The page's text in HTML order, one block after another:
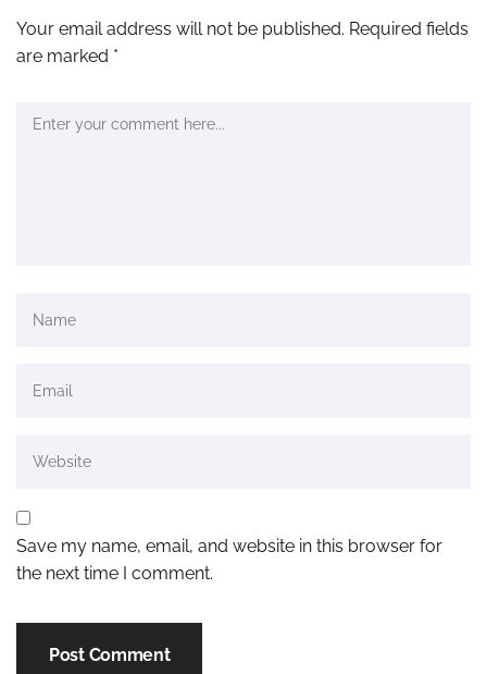
Your email address will not be published. Required fields
are marked *
Save my name, email, and website in this browser for
the next time I comment.